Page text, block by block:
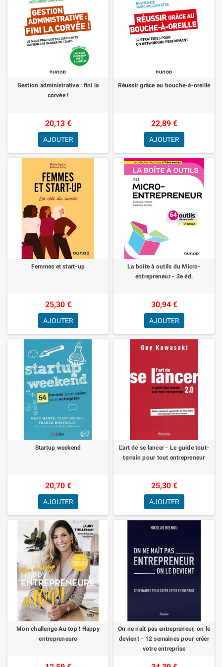
Gestion administrative : fini la
corvée !
20,13 €
AJOUTER
Réussir grâce au bouche-à-oreille
22,89 €
AJOUTER
Femmes et start-up
25,30 €
AJOUTER
La boîte à outils du Micro-
entrepreneur - 3e éd.
30,94 €
AJOUTER
Startup weekend
20,70 €
AJOUTER
L'art de se lancer - Le guide tout-
terrain pour tout entrepreneur
25,30 €
AJOUTER
Mon challenge Au top ! Happy
entrepreneure
On ne naît pas entrepreneur, on le
devient - 12 semaines pour créer
votre entreprise